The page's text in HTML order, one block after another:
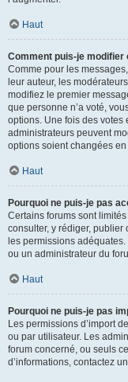
Haut
Comment puis-je modifier
Comme pour les
leur auteur, les
modifiez le premier
que personne n’a voté,
options. Une fois des votes
administrateurs peuvent
options soient changées
Haut
Pourquoi ne puis-je pas
Certains forums sont
consulter, y rédiger, publier
les permissions
ou un administrateur du
Haut
Pourquoi ne puis-je pas
Les permissions d’import
ou par utilisateur. Les
forum concerné, ou seuls
d’informations, contactez